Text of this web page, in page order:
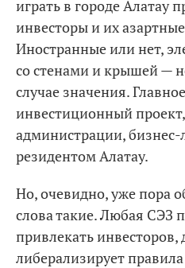
играть в городе Алатау
инвесторы и их
Иностранные или нет,
со стенами и крышей —
случае значения.
инвестиционный
администрации,
резидентом Алатау.
Но, очевидно, уже пора
слова такие. Любая СЭЗ
привлекать инвесторов,
либерализирует